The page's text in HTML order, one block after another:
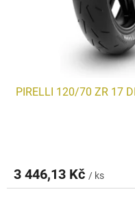
PIRELLI 120/70 ZR 17
3 446,13 Kč / ks